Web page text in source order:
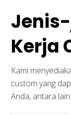
Kerja
Kami
custom yang
Anda, antara lain: